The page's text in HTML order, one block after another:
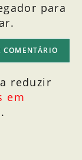
para
reduzir
em
.